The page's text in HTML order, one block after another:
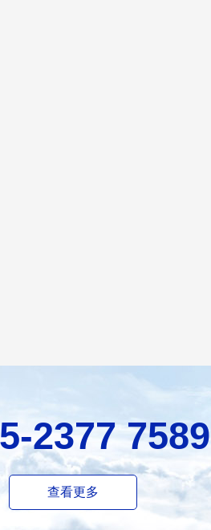
2377 7589
查看更多